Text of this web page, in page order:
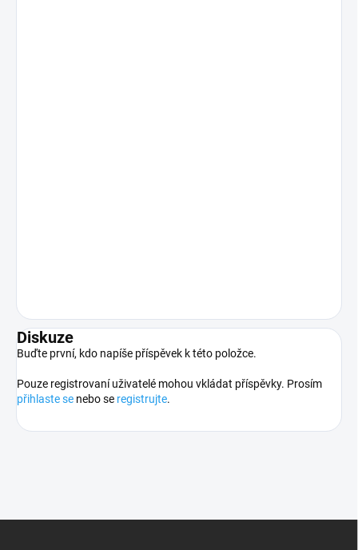
Diskuze
Buďte první, kdo napíše příspěvek k této položce.
Pouze registrovaní uživatelé mohou vkládat příspěvky. Prosím
přihlaste se nebo se registrujte.